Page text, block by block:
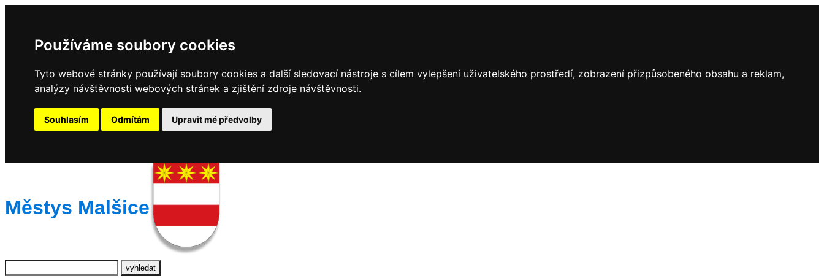
Používáme soubory cookies
Tyto webové stránky používají soubory cookies a další sledovací nástroje s cílem vylepšení uživatelského prostředí, zobrazení přizpůsobeného obsahu a reklam,
analýzy návštěvnosti webových stránek a zjištění zdroje návštěvnosti.
Souhlasím Odmítám Upravit mé předvolby
Městys Malšice